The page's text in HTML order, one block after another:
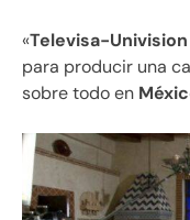
«Televisa-Univision
para producir una
sobre todo en